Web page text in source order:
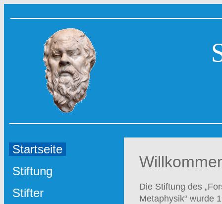
Startseite
Stiftung
Stifter
Die Stiftung des
Metaphysik“ wurde